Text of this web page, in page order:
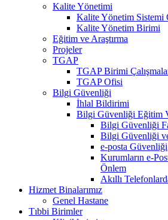
Kalite Yönetimi
Kalite Yönetim Sistemi
Kalite Yönetim Birimi
Eğitim ve Araştırma
Projeler
TGAP
TGAP Birimi
TGAP Ofisi
Bilgi Güvenliği
İhlal Bildirimi
Bilgi Güvenliği Eğitim
Bilgi Güvenliği
Bilgi Güvenliği
e-posta Güvenliği
Kurumların e-
Önlem
Akıllı
Hizmet Binalarımız
Genel Hastane
Tıbbi Birimler